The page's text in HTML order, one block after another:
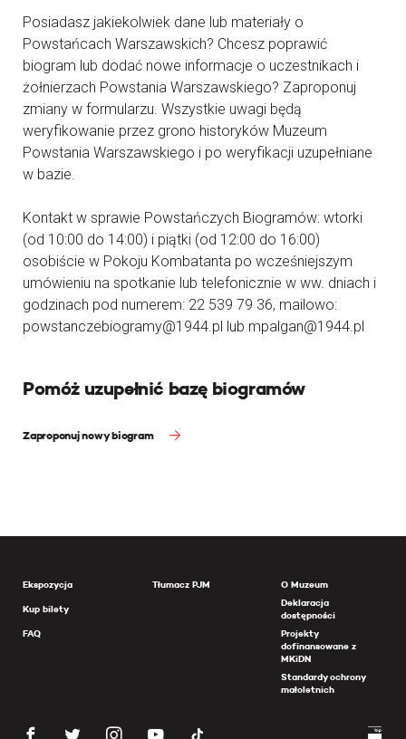
Posiadasz jakiekolwiek dane lub materiały o
Powstańcach Warszawskich? Chcesz poprawić
biogram lub dodać nowe informacje o uczestnikach i
żołnierzach Powstania Warszawskiego? Zaproponuj
zmiany w formularzu. Wszystkie uwagi będą
weryfikowanie przez grono historyków Muzeum
Powstania Warszawskiego i po weryfikacji uzupełniane
w bazie.
Kontakt w sprawie Powstańczych Biogramów: wtorki
(od 10:00 do 14:00) i piątki (od 12:00 do 16:00)
osobiście w Pokoju Kombatanta po wcześniejszym
umówieniu na spotkanie lub telefonicznie w ww. dniach i
godzinach pod numerem: 22 539 79 36, mailowo:
powstanczebiogramy@1944.pl lub mpalgan@1944.pl
Pomóż uzupełnić bazę biogramów
Zaproponuj nowy biogram
Ekspozycja
Kup bilety
FAQ
Tłumacz PJM
O Muzeum
Deklaracja
dostępności
Projekty
dofinansowane z
MKiDN
Standardy ochrony
małoletnich